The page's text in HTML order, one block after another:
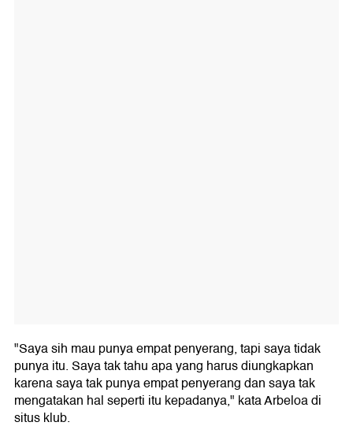
"Saya sih mau punya empat penyerang, tapi saya tidak
punya itu. Saya tak tahu apa yang harus diungkapkan
karena saya tak punya empat penyerang dan saya tak
mengatakan hal seperti itu kepadanya," kata Arbeloa di
situs klub.